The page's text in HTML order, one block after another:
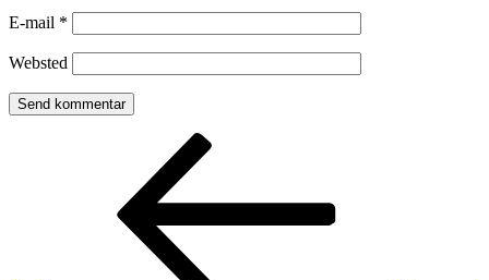
E-mail *
Websted
Indlægsnavigation